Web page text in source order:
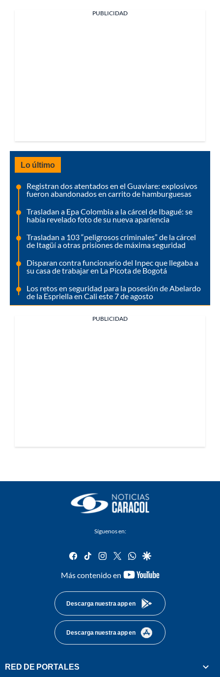
PUBLICIDAD
Lo último
Registran dos atentados en el Guaviare: explosivos
fueron abandonados en carrito de hamburguesas
Trasladan a Epa Colombia a la cárcel de Ibagué: se
había revelado foto de su nueva apariencia
Trasladan a 103 “peligrosos criminales” de la cárcel
de Itagüí a otras prisiones de máxima seguridad
Disparan contra funcionario del Inpec que llegaba a
su casa de trabajar en La Picota de Bogotá
Los retos en seguridad para la posesión de Abelardo
de la Espriella en Cali este 7 de agosto
PUBLICIDAD
Síguenos en:
facebook
tiktok instagram
twitterwhatsapp
google
Más contenido en
youtube-
Descarga nuestra app en
Descarga nuestra app en
RED DE PORTALES